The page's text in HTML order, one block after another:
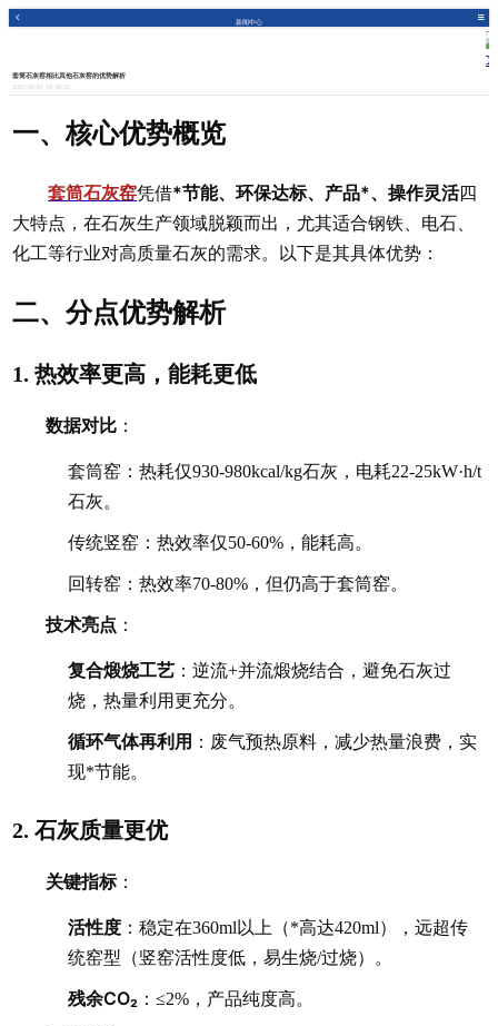
新闻中心
套筒石灰窑相比其他石灰窑的优势解析
2025-09-01 10:40:33
一、核心优势概览
套筒石灰窑凭借*节能、环保达标、产品*、操作灵活四
大特点，在石灰生产领域脱颖而出，尤其适合钢铁、电石、
化工等行业对高质量石灰的需求。以下是其具体优势：
二、分点优势解析
1.热效率更高，能耗更低
数据对比 ：
套筒窑：热耗仅930-980kcal/kg石灰，电耗22-25kW·h/t
石灰。
传统竖窑：热效率仅50-60%，能耗高。
回转窑：热效率70-80%，但仍高于套筒窑。
技术亮点 ：
复合煅烧工艺 ：逆流+并流煅烧结合，避免石灰过
烧，热量利用更充分。
循环气体再利用 ：废气预热原料，减少热量浪费，实
现*节能。
2.石灰质量更优
关键指标：
活性度 ：稳定在360ml以上（*高达420ml），远超传
统窑型（竖窑活性度低，易生烧/过烧）。
残余CO₂ ：≤2%，产品纯度高。